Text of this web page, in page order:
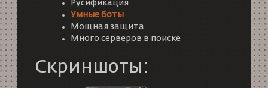
Русификация
Умные боты
Мощная защита
Много серверов в поиске
Скриншоты: